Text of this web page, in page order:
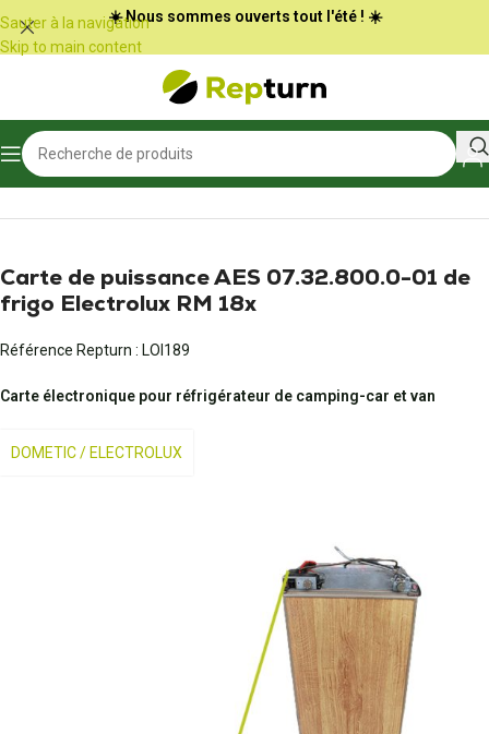
Panneau de gestion des cookies
Sauter à la navigation
Skip to main content
☀️ Nous sommes ouverts tout l'été ! ☀️
Accueil
Carte de puissance AES 07.32.800.0-01 de
frigo Electrolux RM 18x
Référence Repturn : LOI189
Carte électronique pour réfrigérateur de camping-car et van
DOMETIC / ELECTROLUX